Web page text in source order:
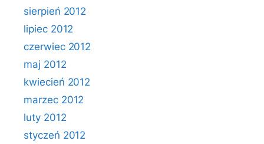
sierpień 2012
lipiec 2012
czerwiec 2012
maj 2012
kwiecień 2012
marzec 2012
luty 2012
styczeń 2012